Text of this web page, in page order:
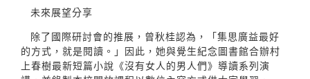
未來展望分享
除了國際研討會的推展，曾秋桂認為，「集思廣益最好
的方式，就是閱讀。」因此，她與覺生紀念圖書館合辦村
上春樹最新短篇小說《沒有女人的男人們》導讀系列演